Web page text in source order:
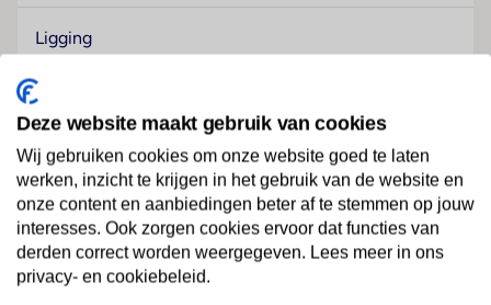
Ligging
Hotelfaciliteiten
Het vriendelijke personeel aan de receptie is graag bij
alle vragen behulpzaam. Een bagagedepot en een
kluis behoren tot de faciliteiten van het verblijf. Via
Wi-Fi hebben de gasten toegang tot het internet. De
tourdesk biedt ondersteuning bij het boeken van
excursies. Buiten biedt een tuin extra ruimte voor
ontspanning en recreatie. Desgewenst beschikken de
Deze website maakt gebruik van cookies
Wij gebruiken cookies om onze website goed te laten
werken, inzicht te krijgen in het gebruik van de website en
onze content en aanbiedingen beter af te stemmen op jouw
interesses. Ook zorgen cookies ervoor dat functies van
derden correct worden weergegeven. Lees meer in ons
privacy- en cookiebeleid.